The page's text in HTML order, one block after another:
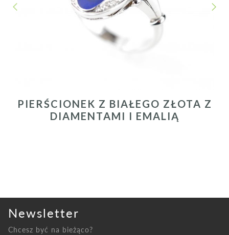
PIERŚCIONEK Z BIAŁEGO ZŁOTA Z
DIAMENTAMI I EMALIĄ
NEXT
Newsletter
Chcesz być na bieżąco?